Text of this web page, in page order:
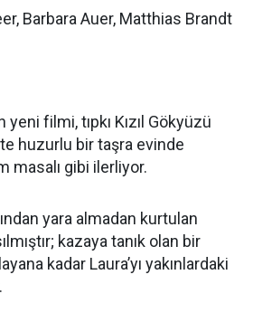
Barbara Auer, Matthias Brandt
filmi, tıpkı Kızıl Gökyüzü
huzurlu bir taşra evinde
masalı gibi ilerliyor.
yara almadan kurtulan
kazaya tanık olan bir
kadar Laura’yı yakınlardaki